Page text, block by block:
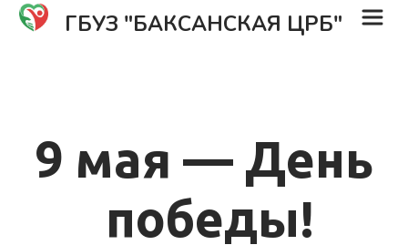
ГБУЗ "БАКСАНСКАЯ ЦРБ"
9 мая — День
победы!